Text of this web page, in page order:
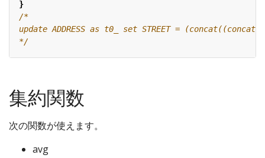
}
*/
集約関数
次の関数が使えます。
avg